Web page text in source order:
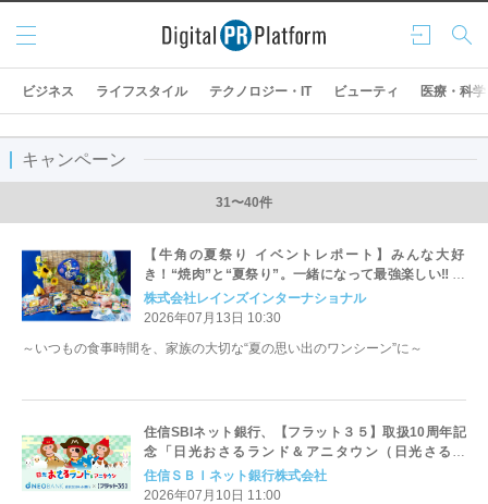
ログ
イン
検索
メニ
ュー
ビジネス ライフスタイル テクノロジー・IT ビューティ 医療・科学
キャンペーン
31〜40件
【牛角の夏祭り イベントレポート】みんな大好
き！“焼肉”と“夏祭り”。一緒になって最強楽しい‼ 七
輪で焼いて楽しい＆おいしい屋台体験、「サクマドロ
ップス」のコラボなど、楽しさ満点の全10品
株式会社レインズインターナショナル
2026年07月13日 10:30
～いつもの食事時間を、家族の大切な“夏の思い出のワンシーン”に～
住信SBIネット銀行、【フラット３５】取扱10周年記
念「日光おさるランド＆アニタウン（日光さる軍
団）」とのタイアップ継続
住信ＳＢＩネット銀行株式会社
2026年07月10日 11:00